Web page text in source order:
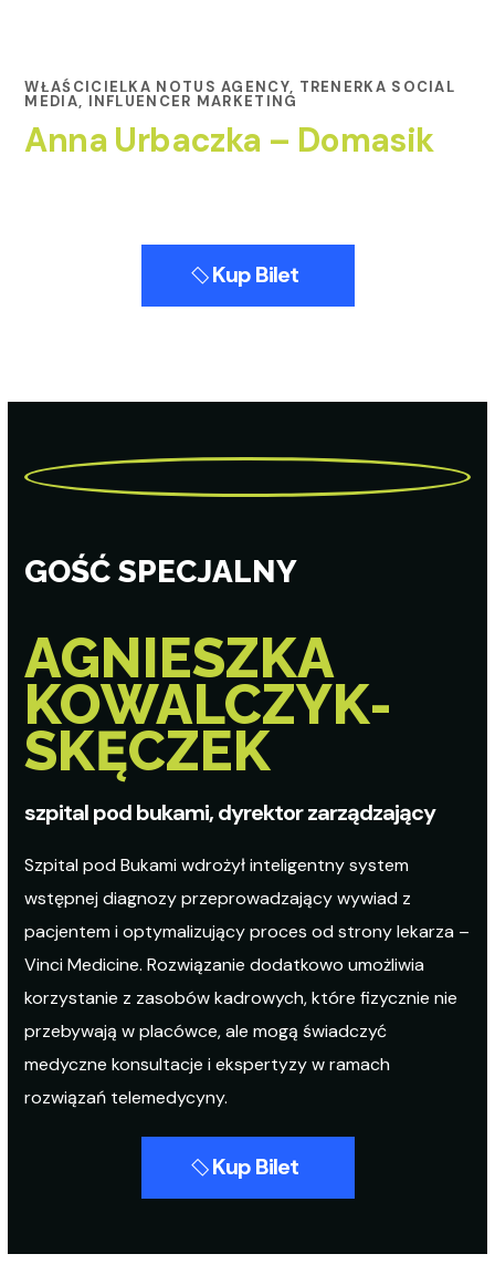
WŁAŚCICIELKA NOTUS AGENCY, TRENERKA SOCIAL
MEDIA, INFLUENCER MARKETING
Anna Urbaczka – Domasik
Kup Bilet
GOŚĆ SPECJALNY
szpital pod bukami, dyrektor zarządzający
AGNIESZKA
KOWALCZYK-
SKĘCZEK
Szpital pod Bukami wdrożyłinteligentny system
wstępnej diagnozy przeprowadzający wywiad z
pacjentem i optymalizujący proces od strony lekarza –
Vinci Medicine. Rozwiązanie dodatkowo umożliwia
korzystanie z zasobów kadrowych, które fizycznie nie
przebywają w placówce, ale mogą świadczyć
medyczne konsultacje i ekspertyzy w ramach
rozwiązań telemedycyny.
Kup Bilet